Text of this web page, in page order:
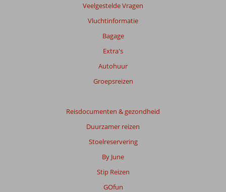
Veelgestelde Vragen
Vluchtinformatie
Bagage
Extra's
Autohuur
Groepsreizen
Reisdocumenten & gezondheid
Duurzamer reizen
Stoelreservering
By June
Stip Reizen
GOfun